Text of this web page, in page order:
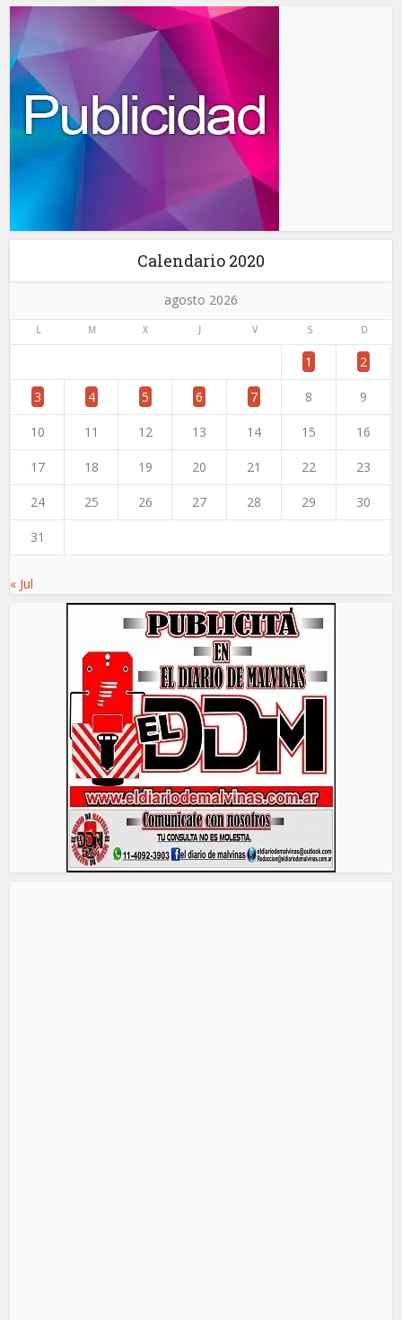
Calendario 2020
agosto 2026
L M X J V S D
1 2
3 4 5 6 7 8 9
10 11 12 13 14 15 16
17 18 19 20 21 22 23
24 25 26 27 28 29 30
31
« Jul